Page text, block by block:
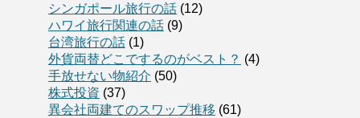
シンガポール旅行の話 (12)
ハワイ旅行関連の話 (9)
台湾旅行の話 (1)
外貨両替どこでするのがベスト？ (4)
手放せない物紹介 (50)
株式投資 (37)
異会社両建てのスワップ推移 (61)